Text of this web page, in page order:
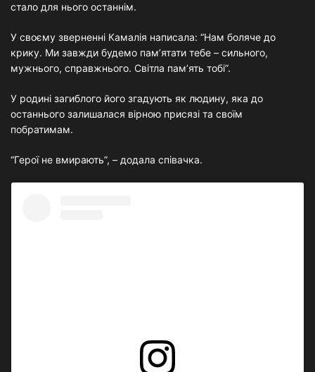
стало для нього останнім.
У своєму зверненні Камалія написала: “Нам боляче до
крику. Ми завжди будемо пам’ятати тебе – сильного,
мужнього, справжнього. Світла пам’ять тобі”.
У родині загиблого його згадують як людину, яка до
останнього залишалася вірною присязі та своїм
побратимам.
“Герої не вмирають”, – додала співачка.